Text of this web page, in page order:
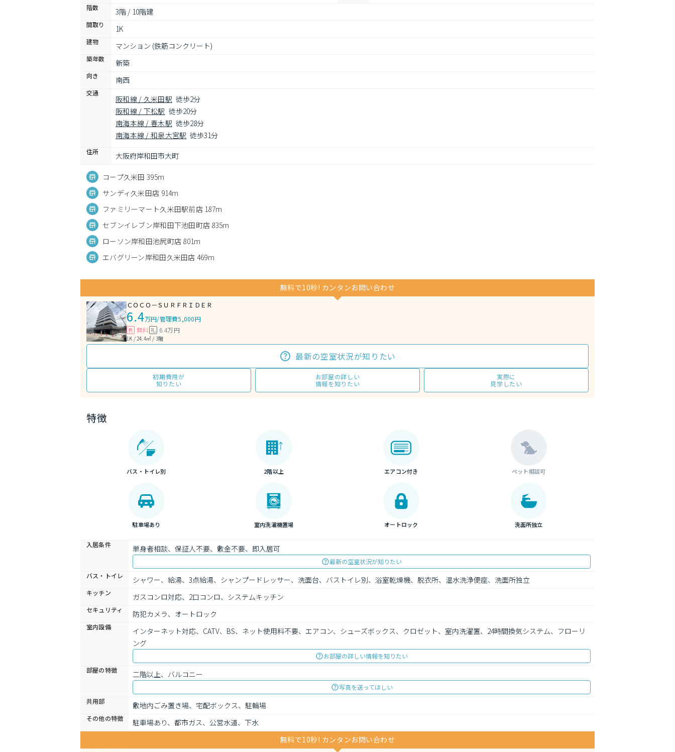
階数 3階 / 10階建
間取り 1K
建物 マンション (鉄筋コンクリート)
築年数 新築
向き 南西
交通
阪和線 / 久米田駅 徒歩2分
阪和線 / 下松駅 徒歩20分
南海本線 / 春木駅 徒歩28分
南海本線 / 和泉大宮駅 徒歩31分
住所 大阪府岸和田市大町
コープ久米田 395m
サンディ久米田店 914m
ファミリーマート久米田駅前店 187m
セブンイレブン岸和田下池田町店 835m
ローソン岸和田池尻町店 801m
エバグリーン岸和田久米田店 469m
無料で10秒! カンタンお問い合わせ
ＣＯＣＯ－ＳＵＲＦＲＩＤＥＲ
6.4万円/管理費5,000円
敷 無料 礼 6.4万円
1K / 24.4㎡ / 3階
最新の空室状況が知りたい
初期費用が
知りたい
お部屋の詳しい
情報を知りたい
実際に
見学したい
特徴
バス・トイレ別 2階以上 エアコン付き ペット相談可
駐車場あり 室内洗濯機置場 オートロック 洗面所独立
入居条件 単身者相談、保証人不要、敷金不要、即入居可
最新の空室状況が知りたい
バス・トイレ
シャワー、給湯、3点給湯、シャンプードレッサー、洗面台、バストイレ別、浴室乾燥機、脱衣所、温水洗浄便座、洗面所独立
キッチン ガスコンロ対応、2口コンロ、システムキッチン
セキュリティ 防犯カメラ、オートロック
室内設備
インターネット対応、CATV、BS、ネット使用料不要、エアコン、シューズボックス、クロゼット、室内洗濯置、24時間換気システム、フローリ
ング
お部屋の詳しい情報を知りたい
部屋の特徴
二階以上、バルコニー
写真を送ってほしい
共用部
敷地内ごみ置き場、宅配ボックス、駐輪場
その他の特徴
駐車場あり、都市ガス、公営水道、下水
無料で10秒! カンタンお問い合わせ